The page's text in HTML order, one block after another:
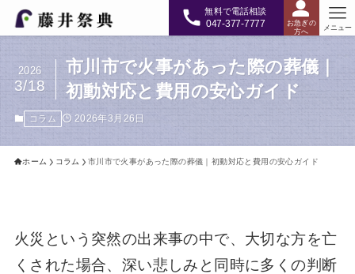
無料で電話相談
047-377-7777 お急ぎの
方へ
メニュー
市川市で火事があった際の葬儀｜
初動対応と費用の安心ガイド
2026
3/18
コラム 2026年3月26日
ホーム コラム 市川市で火事があった際の葬儀｜初動対応と費用の安心ガイド
火災という突然の出来事の中で、大切な方を亡
くされた場合、深い悲しみと同時に多くの判断